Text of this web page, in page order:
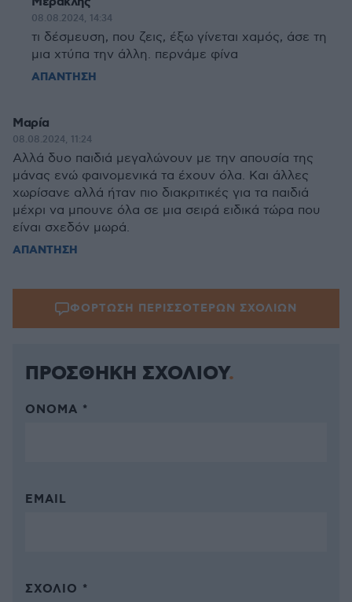
08.08.2024, 14:34
τι δέσμευση, που ζεις, έξω γίνεται χαμός, άσε τη
μια χτύπα την άλλη. περνάμε φίνα
ΑΠΑΝΤΗΣΗ
Μαρία
08.08.2024, 11:24
Αλλά δυο παιδιά μεγαλώνουν με την απουσία της
μάνας ενώ φαινομενικά τα έχουν όλα. Και άλλες
χωρίσανε αλλά ήταν πιο διακριτικές για τα παιδιά
μέχρι να μπουνε όλα σε μια σειρά ειδικά τώρα που
είναι σχεδόν μωρά.
ΑΠΑΝΤΗΣΗ
ΦΟΡΤΩΣΗ ΠΕΡΙΣΣΟΤΕΡΩΝ ΣΧΟΛΙΩΝ
ΠΡΟΣΘΗΚΗ ΣΧΟΛΙΟΥ
ΌΝΟΜΑ *
EMAIL
ΣΧΌΛΙΟ *